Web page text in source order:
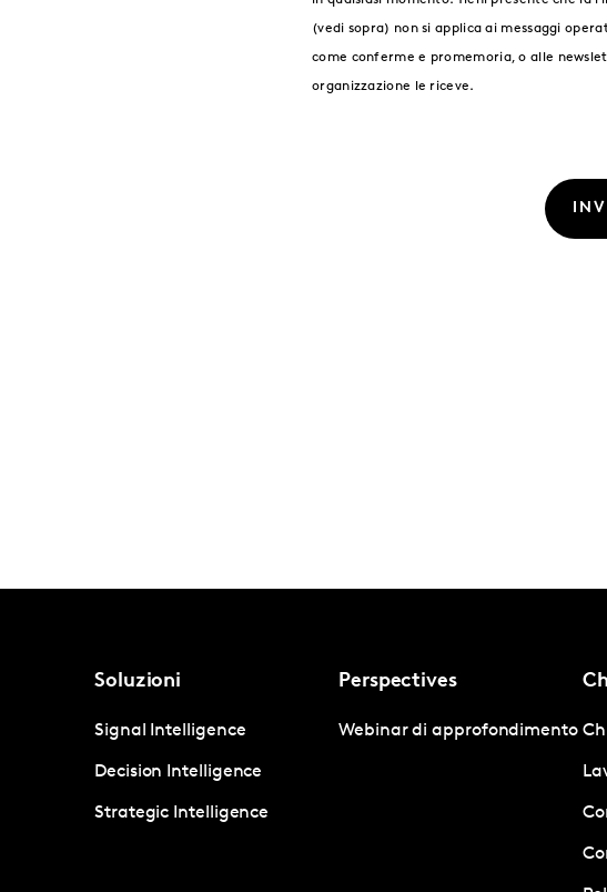
(vedi sopra) non si applica ai messaggi
come conferme e promemoria, o alle
organizzazione le riceve.
Soluzioni
Signal Intelligence
Decision Intelligence
Strategic Intelligence
Perspectives
Webinar di approfondimento